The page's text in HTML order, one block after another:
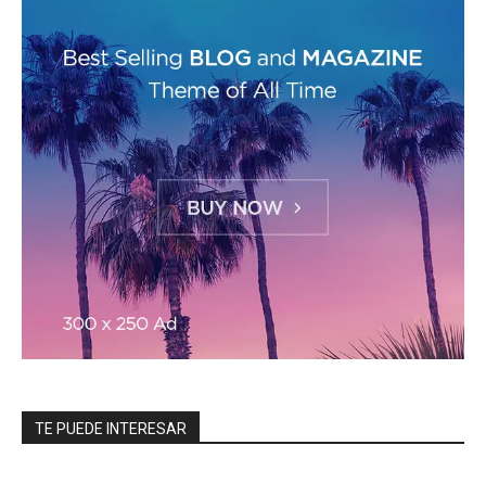
TE PUEDE INTERESAR